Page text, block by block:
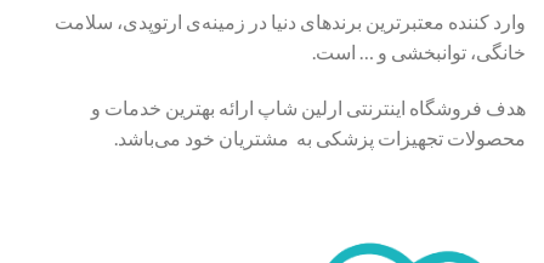
وارد کننده معتبرترین برندهای دنیا در زمینه‌ی ارتوپدی، سلامت
خانگی، توانبخشی و … است.
هدف فروشگاه اینترنتی ارلین شاپ ارائه بهترین خدمات و
محصولات تجهیزات پزشکی به مشتریان خود می‌باشد.